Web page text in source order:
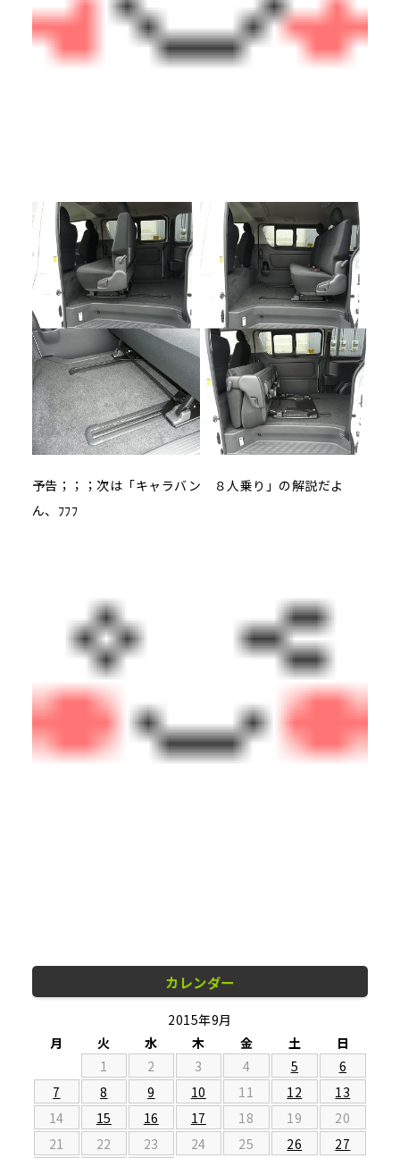
予告；；；次は「キャラバン ８人乗り」の解説だよ
ん、ﾌﾌﾌ
カレンダー
2015年9月
月
火 水 木 金 土
日
1
2 3 4 5
6
7
8 9 10 11 12
13
14
15 16 17 18 19
20
21
22 23 24 25 26
27